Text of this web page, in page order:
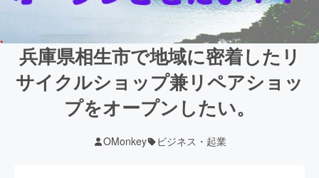
兵庫県相生市で地域に密着したリ
サイクルショップ兼リペアショッ
プをオープンしたい。
OMonkey ビジネス・起業